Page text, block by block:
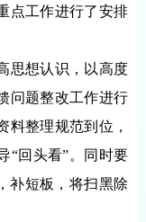
点工作进行了安排
想认识，以高度
问题整改工作进行
料整理规范到位，
“回头看”。同时要
补短板，将扫黑除